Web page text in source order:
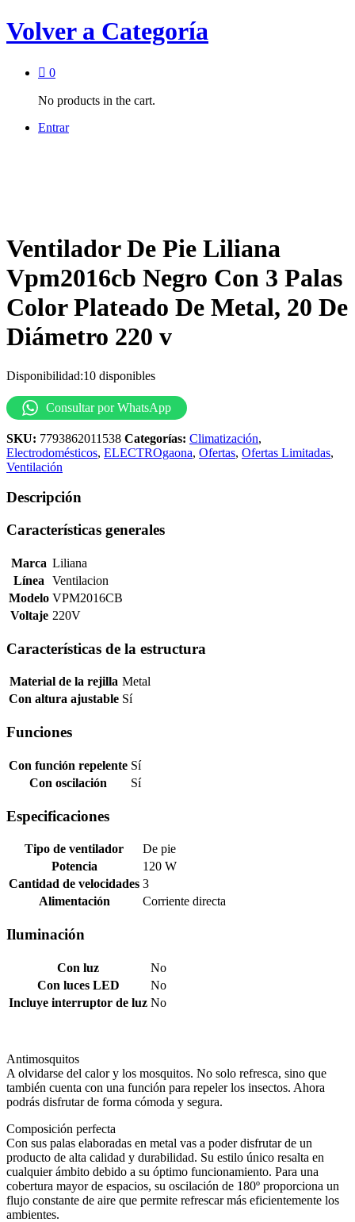
Volver a Categoría
0
No products in the cart.
Entrar
Ventilador De Pie Liliana
Vpm2016cb Negro Con 3 Palas
Color Plateado De Metal, 20 De
Diámetro 220 v
Disponibilidad:10 disponibles
Consultar por WhatsApp
SKU: 7793862011538 Categorías: Climatización,
Electrodomésticos, ELECTROgaona, Ofertas, Ofertas Limitadas,
Ventilación
Descripción
Características generales
Marca Liliana
Línea
Ventilacion
Modelo VPM2016CB
Voltaje 220V
Características de la estructura
Material de la rejilla Metal
Con altura ajustable Sí
Funciones
Con función repelente Sí
Con oscilación
Sí
Especificaciones
Tipo de ventilador
De pie
Potencia
120 W
Cantidad de velocidades 3
Alimentación
Corriente directa
Iluminación
Con luz
No
Con luces LED
No
Incluye interruptor de luz No
Antimosquitos
A olvidarse del calor y los mosquitos. No solo refresca, sino que
también cuenta con una función para repeler los insectos. Ahora
podrás disfrutar de forma cómoda y segura.
Composición perfecta
Con sus palas elaboradas en metal vas a poder disfrutar de un
producto de alta calidad y durabilidad. Su estilo único resalta en
cualquier ámbito debido a su óptimo funcionamiento. Para una
cobertura mayor de espacios, su oscilación de 180º proporciona un
flujo constante de aire que permite refrescar más eficientemente los
ambientes.